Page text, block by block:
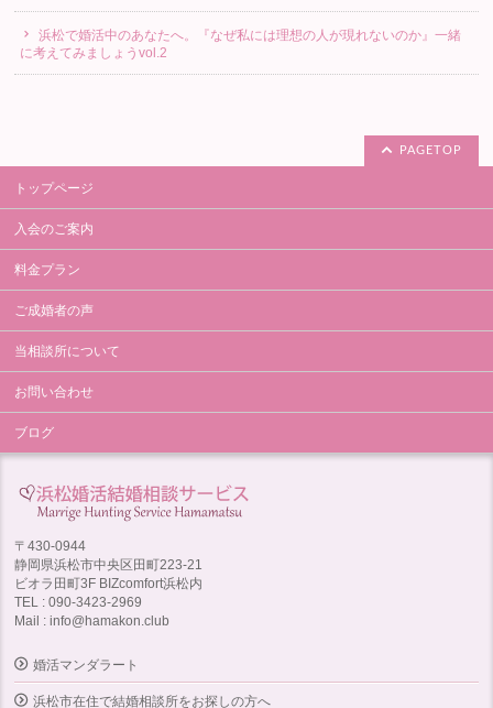
浜松で婚活中のあなたへ。『なぜ私には理想の人が現れないのか』一緒
に考えてみましょうvol.2
PAGETOP
トップページ
入会のご案内
料金プラン
ご成婚者の声
当相談所について
お問い合わせ
ブログ
〒430-0944
静岡県浜松市中央区田町223-21
ビオラ田町3F BIZcomfort浜松内
TEL : 090-3423-2969
Mail : info@hamakon.club
婚活マンダラート
浜松市在住で結婚相談所をお探しの方へ